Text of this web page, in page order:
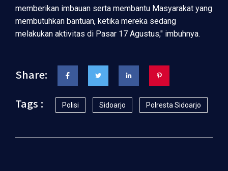
memberikan imbauan serta membantu Masyarakat yang
membutuhkan bantuan, ketika mereka sedang
melakukan aktivitas di Pasar 17 Agustus," imbuhnya.
Share:
Tags :
Polisi Sidoarjo Polresta Sidoarjo